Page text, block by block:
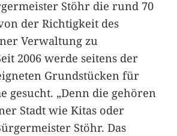
Stöhr die rund 70
der Richtigkeit des
Verwaltung zu
2006 werde seitens der
Grundstücken für
gesucht. „Denn die gehören
Stadt wie Kitas oder
Stöhr. Das